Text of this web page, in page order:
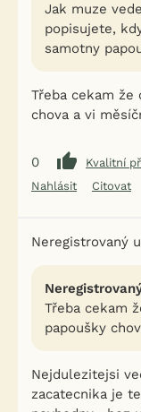
Jak muze
popisujete,
samotny
Třeba cekam
chova a vi
0
Kvalitní
Nahlásit
Citovat
Neregistrovaný
Třeba cekam
papoušky
Nejdulezitejsi
zacatecnika je